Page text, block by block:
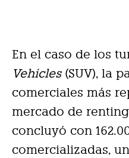
En el caso de los
Vehicles(SUV), la
comerciales más
mercado de renting
concluyó con
comercializadas,